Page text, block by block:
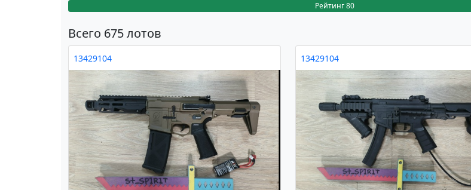
Рейтинг 80
Всего 675 лотов
13429104 13429104